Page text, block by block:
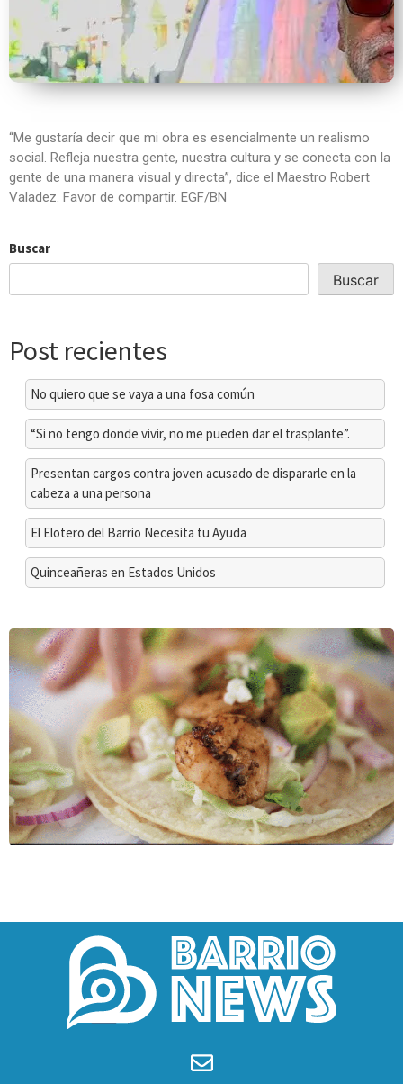
“Me gustaría decir que mi obra es esencialmente un realismo
social. Refleja nuestra gente, nuestra cultura y se conecta con la
gente de una manera visual y directa”, dice el Maestro Robert
Valadez. Favor de compartir. EGF/BN
Buscar
Buscar
Post recientes
No quiero que se vaya a una fosa común
“Si no tengo donde vivir, no me pueden dar el trasplante”.
Presentan cargos contra joven acusado de dispararle en la
cabeza a una persona
El Elotero del Barrio Necesita tu Ayuda
Quinceañeras en Estados Unidos